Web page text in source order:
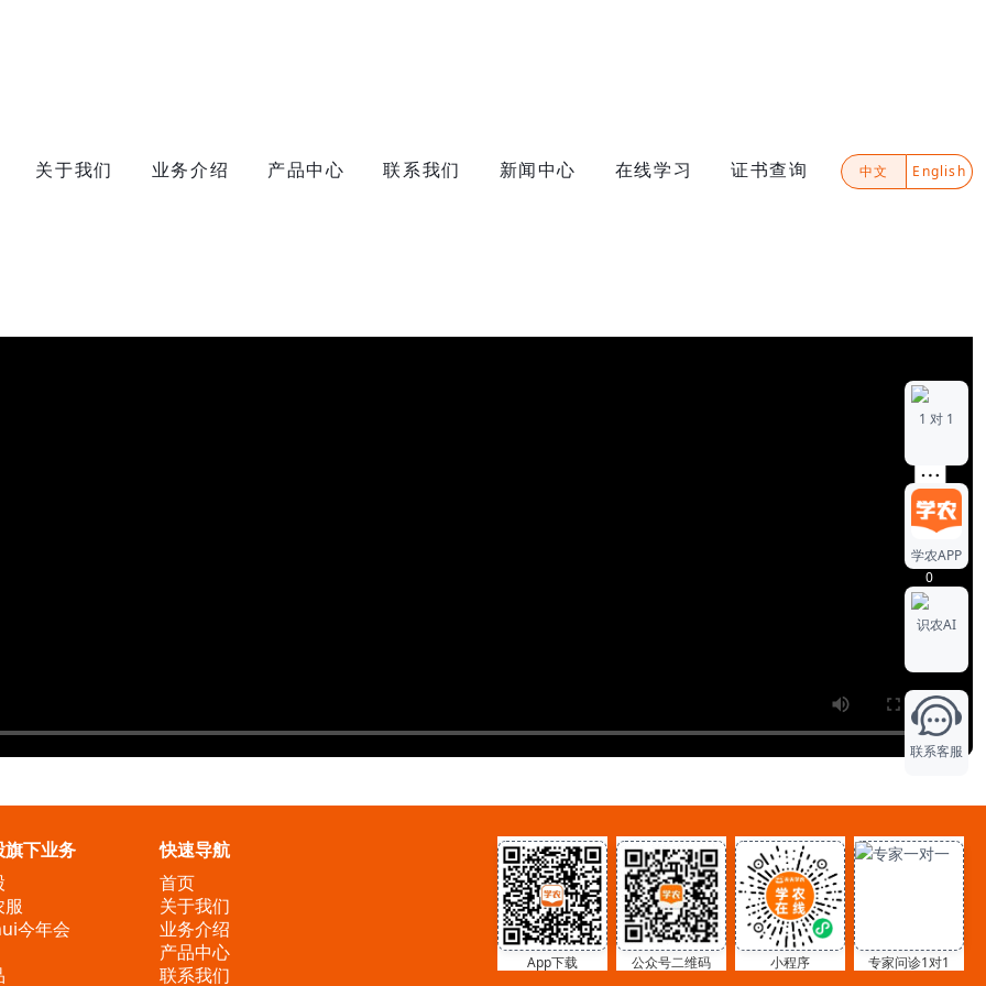
关于我们 业务介绍 产品中心 联系我们 新闻中心 在线学习 证书查询 中文 English
0
0
1 对 1
学农APP
识农AI
联系客服
旗下业务
今年会
快速导航
首页
关于我们
业务介绍
产品中心
联系我们
App下载 公众号二维码 小程序 专家问诊1对1